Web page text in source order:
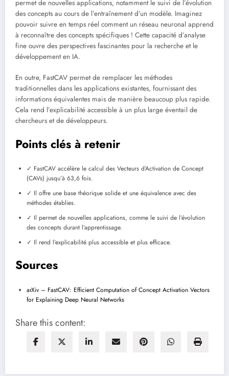
permet de nouvelles applications, notamment le suivi de l’évolution
des concepts au cours de l’entraînement d’un modèle. Imaginez
pouvoir suivre en temps réel comment un réseau neuronal apprend
à reconnaître des concepts spécifiques ! Cette capacité d’analyse
fine ouvre des perspectives fascinantes pour la recherche et le
développement en IA.
En outre, FastCAV permet de remplacer les méthodes
traditionnelles dans les applications existantes, fournissant des
informations équivalentes mais de manière beaucoup plus rapide.
Cela rend l’explicabilité accessible à un plus large éventail de
chercheurs et de développeurs.
Points clés à retenir
✓ FastCAV accélère le calcul des Vecteurs d’Activation de Concept
(CAVs) jusqu’à 63,6 fois.
✓ Il offre une base théorique solide et une équivalence avec des
méthodes établies.
✓ Il permet de nouvelles applications, comme le suivi de l’évolution
des concepts durant l’apprentissage.
✓ Il rend l’explicabilité plus accessible et plus efficace.
Sources
arXiv – FastCAV: Efficient Computation of Concept Activation Vectors
for Explaining Deep Neural Networks
Share this content: